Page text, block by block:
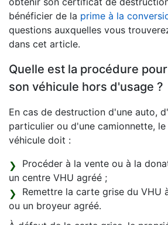
bénéficier de la prime à la
questions auxquelles vous
dans cet article.
Quelle est la procédure
son véhicule hors d'usage ?
En cas de destruction d'une auto,
particulier ou d'une camionnette,
véhicule doit :
Procéder à la vente ou à la
un centre VHU agréé ;
Remettre la carte grise du VHU
ou un broyeur agréé.